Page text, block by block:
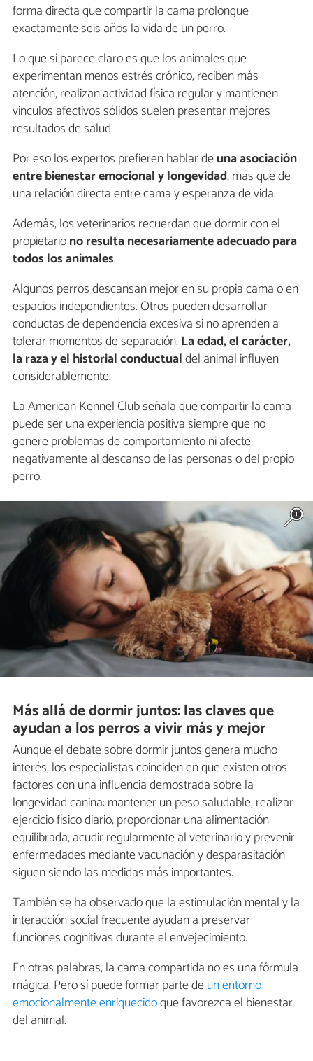
forma directa que compartir la cama prolongue
exactamente seis años la vida de un perro.
Lo que sí parece claro es que los animales que
experimentan menos estrés crónico, reciben más
atención, realizan actividad física regular y mantienen
vínculos afectivos sólidos suelen presentar mejores
resultados de salud.
Por eso los expertos prefieren hablar deuna asociación
entre bienestar emocional y longevidad, más que de
una relación directa entre cama y esperanza de vida.
Además, los veterinarios recuerdan que dormir con el
propietariono resulta necesariamente adecuado para
todos los animales.
Algunos perros descansan mejor en su propia cama o en
espacios independientes. Otros pueden desarrollar
conductas de dependencia excesiva si no aprenden a
tolerar momentos de separación. La edad, el carácter,
la raza y el historial conductualdel animal influyen
considerablemente.
La American Kennel Club señala que compartir la cama
puede ser una experiencia positiva siempre que no
genere problemas de comportamiento ni afecte
negativamente al descanso de las personas o del propio
perro.
Más allá de dormir juntos: las claves que
ayudan a los perros a vivir más y mejor
Aunque el debate sobre dormir juntos genera mucho
interés, los especialistas coinciden en que existen otros
factores con una influencia demostrada sobre la
longevidad canina: mantener un peso saludable, realizar
ejercicio físico diario, proporcionar una alimentación
equilibrada, acudir regularmente al veterinario y prevenir
enfermedades mediante vacunación y desparasitación
siguen siendo las medidas más importantes.
También se ha observado que la estimulación mental y la
interacción social frecuente ayudan a preservar
funciones cognitivas durante el envejecimiento.
En otras palabras, la cama compartida no es una fórmula
mágica. Pero sí puede formar parte deun entorno
emocionalmente enriquecidoque favorezca el bienestar
del animal.